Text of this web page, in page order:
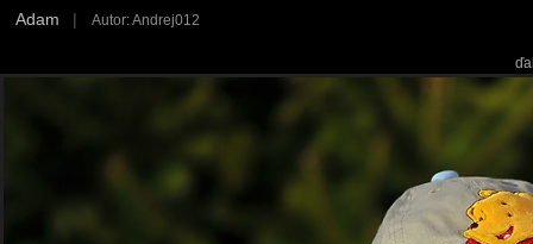
Adam | Autor: Andrej012